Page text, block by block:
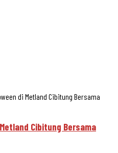
di Metland Cibitung Bersama
Cibitung Bersama